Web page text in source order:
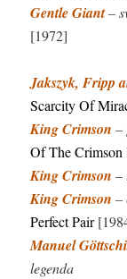
Gentle Giant–
[1972]
Jakszyk, Fripp
Scarcity Of
King Crimson –
Of The
King Crimson –
King Crimson –
Perfect Pair
Manuel
legenda